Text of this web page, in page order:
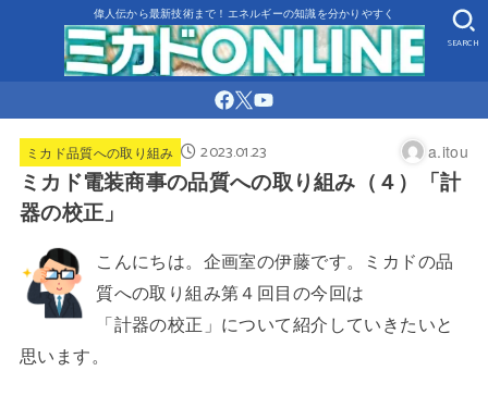
偉人伝から最新技術まで！エネルギーの知識を分かりやすく
SEARCH
ミカド品質への取り組み 2023.01.23 a.itou
ミカド電装商事の品質への取り組み（４）「計
器の校正」
こんにちは。企画室の伊藤です。
ミカドの品
質への取り組み第４回目の今回は
「計器の校正」について紹介していきたいと
思います。